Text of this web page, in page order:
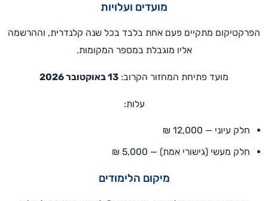
מועדים ועלויות
הפרקטיקום מתקיים פעם אחת בלבד בכל שנה קלנדרית, וההרשמה
אליו מוגבלת במספר המקומות.
מועד פתיחת המחזור הקרוב: 13 באוקטובר 2026
עלות:
חלק עיוני — 12,000 ₪
חלק מעשי (גישורי אמת) — 5,000 ₪
מיקום הלימודים